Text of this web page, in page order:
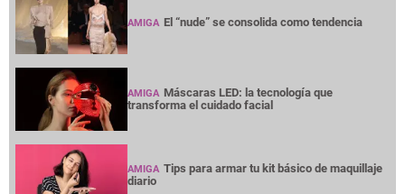
AMIGA El “nude” se consolida como tendencia
AMIGA Máscaras LED: la tecnología que
transforma el cuidado facial
AMIGA Tips para armar tu kit básico de maquillaje
diario